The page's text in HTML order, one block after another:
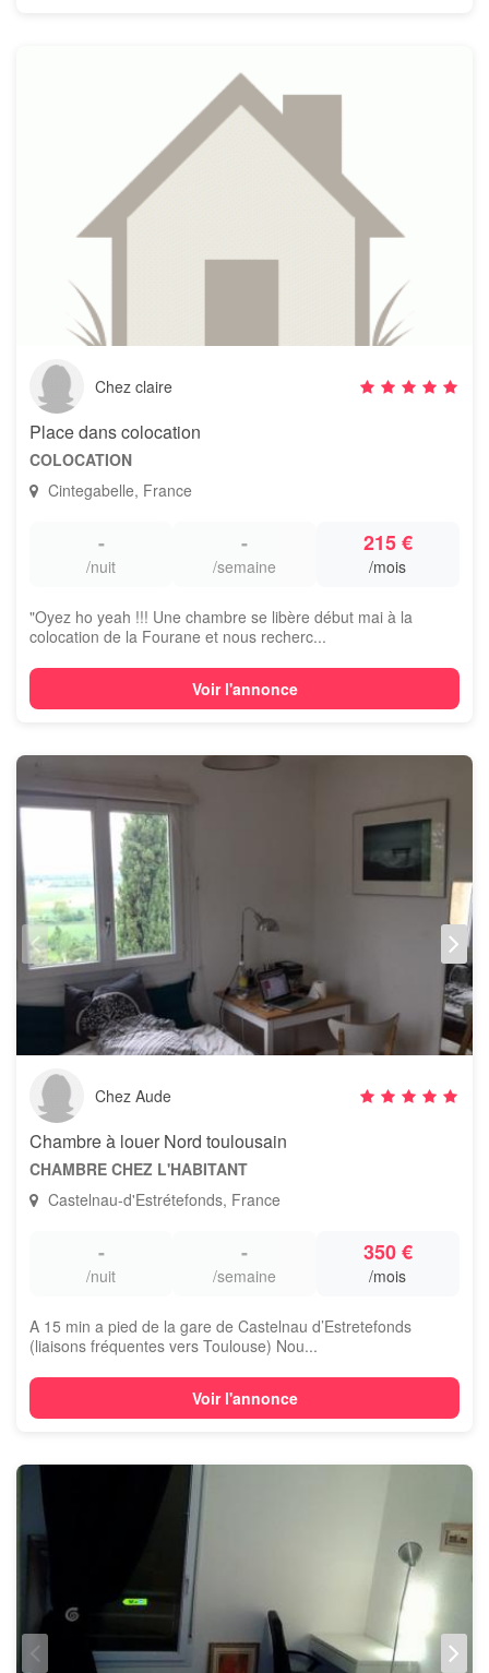
Chez claire
Place dans colocation
COLOCATION
Cintegabelle, France
-
/nuit
-
/semaine
215 €
/mois
"Oyez ho yeah !!! Une chambre se libère début mai à la
colocation de la Fourane et nous recherc...
Voir l'annonce
Chez Aude
Chambre à louer Nord toulousain
CHAMBRE CHEZ L'HABITANT
Castelnau-d'Estrétefonds, France
-
/nuit
-
/semaine
350 €
/mois
A 15 min a pied de la gare de Castelnau d’Estretefonds
(liaisons fréquentes vers Toulouse) Nou...
Voir l'annonce